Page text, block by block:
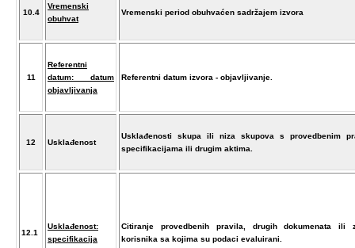
10.4
Vremenski
obuhvat
Vremenski period obuhvaćen sadržajem izvora
11
Referentni
datum: datum
objavljivanja
Referentni datum izvora - objavljivanje.
12 Usklađenost
Usklađenosti skupa ili niza skupova s provedbenim
specifikacijama ili drugim aktima.
12.1
Usklađenost:
specifikacija
Citiranje provedbenih pravila, drugih dokumenata ili
korisnika sa kojima su podaci evaluirani.